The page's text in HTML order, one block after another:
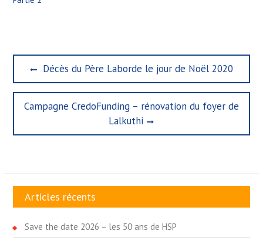
Navigation
de
l’article
Previous
post:
Décès du Père Laborde le jour de Noël 2020
Next
Campagne CredoFunding – rénovation du foyer de
Lalkuthi
Articles récents
Save the date 2026 – les 50 ans de HSP